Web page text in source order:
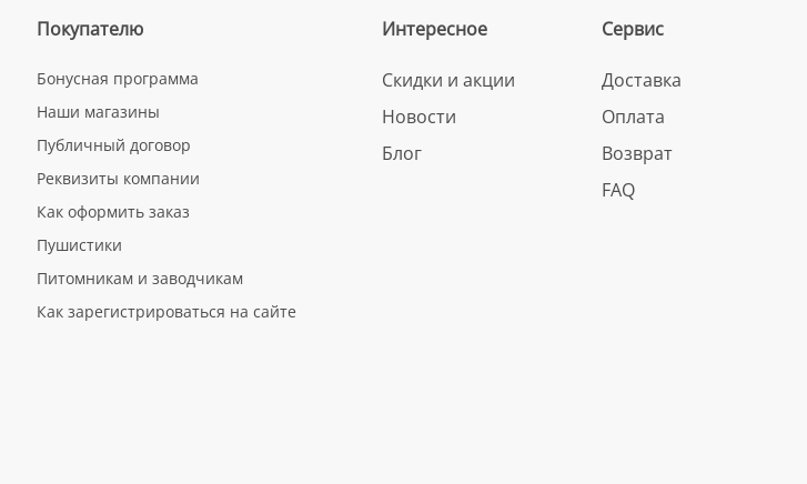
Покупателю
Бонусная программа
Наши магазины
Публичный договор
Реквизиты компании
Как оформить заказ
Пушистики
Питомникам и заводчикам
Как зарегистрироваться на сайте
Интересное
Скидки и акции
Новости
Блог
Сервис
Доставка
Оплата
Возврат
FAQ